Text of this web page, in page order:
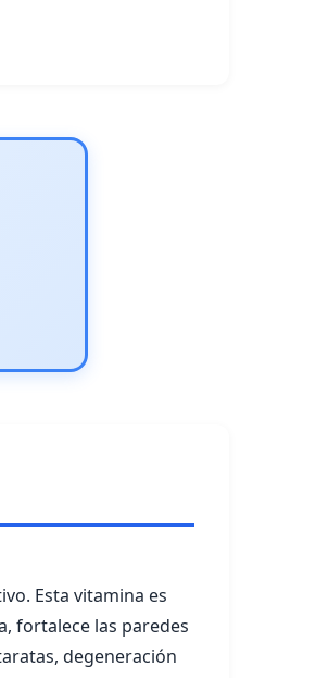
Esta vitamina es
fortalece las paredes
degeneración